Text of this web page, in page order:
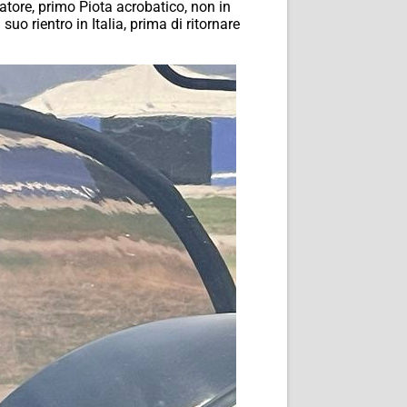
primo Piota acrobatico, non in
suo rientro in Italia, prima di ritornare